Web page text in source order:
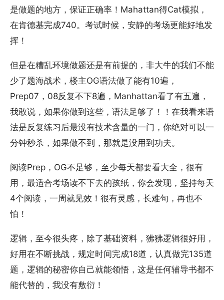
是做题的地方，保证正确率！Mahattan得Cat模拟，
在肯德基完成740。考试时候，安静的考场更能好地发
挥！
但是在糟乱环境做题还是有前提的，非大牛的我们不能
少了题海战术，楼主OG语法做了能有10遍，
Prep07，08反复不下8遍，Manhattan看了有五遍，
我敢说，如果你做到这些，语法足够了！！在我看来语
法是反复练习后最没有技术含量的一门，你绝对可以一
分钟秒杀，如果做不到，那就是没用到功夫。
阅读Prep，OG不足够，至少每天都要看大全，很有
用，最适合考场读不下去的孩纸，你会发现，坚持每天
4个阅读，一周就见效！很有灵感，长难句，再也不
怕！
逻辑，至今很头疼，除了基础资料，狒狒逻辑很好用，
好用在不断挑战，规定时间完成18道，认真做完135道
题，逻辑的秘密你自己就能领悟，这是任何辅导书都不
能代替的，我没有敷衍！